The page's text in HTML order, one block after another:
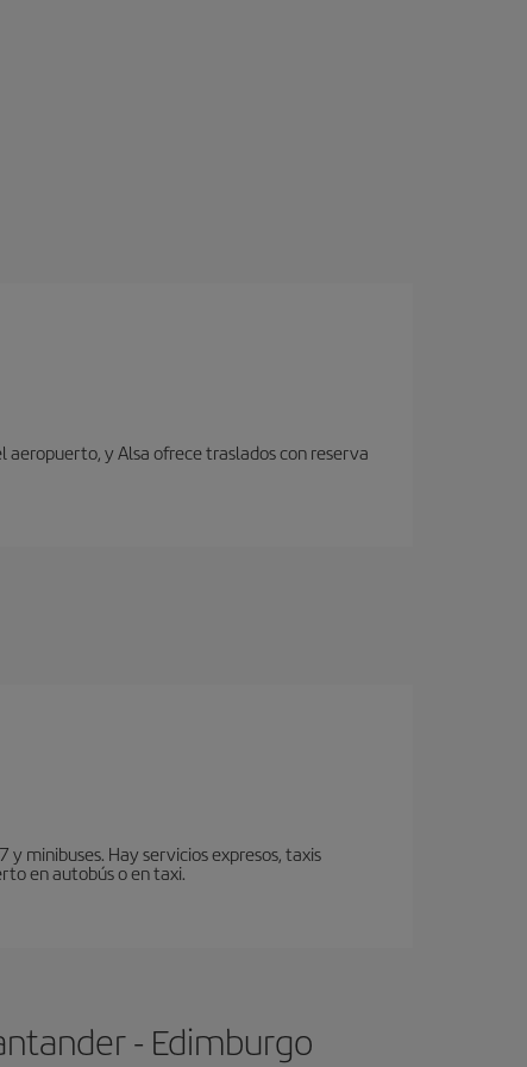
y Alsa ofrece traslados con reserva
minibuses. Hay servicios expresos, taxis
en autobús o en taxi.
- Edimburgo